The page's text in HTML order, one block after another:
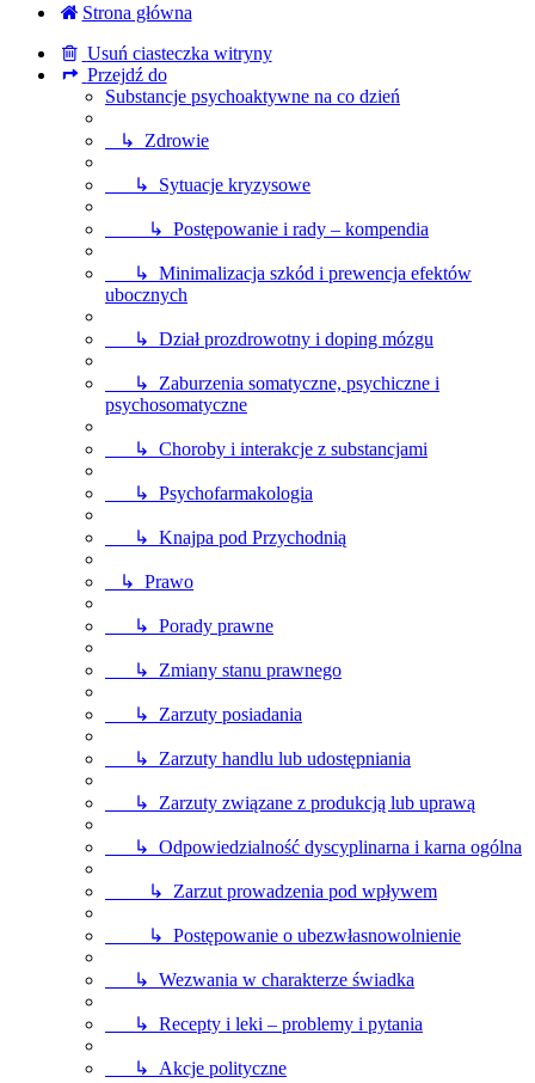
Strona główna
Usuń ciasteczka witryny
Przejdź do
Substancje psychoaktywne na co dzień
↳ Zdrowie
↳ Sytuacje kryzysowe
↳ Postępowanie i rady – kompendia
↳ Minimalizacja szkód i prewencja efektów
ubocznych
↳ Dział prozdrowotny i doping mózgu
↳ Zaburzenia somatyczne, psychiczne i
psychosomatyczne
↳ Choroby i interakcje z substancjami
↳ Psychofarmakologia
↳ Knajpa pod Przychodnią
↳ Prawo
↳ Porady prawne
↳ Zmiany stanu prawnego
↳ Zarzuty posiadania
↳ Zarzuty handlu lub udostępniania
↳ Zarzuty związane z produkcją lub uprawą
↳ Odpowiedzialność dyscyplinarna i karna ogólna
↳ Zarzut prowadzenia pod wpływem
↳ Postępowanie o ubezwłasnowolnienie
↳ Wezwania w charakterze świadka
↳ Recepty i leki – problemy i pytania
↳ Akcje polityczne